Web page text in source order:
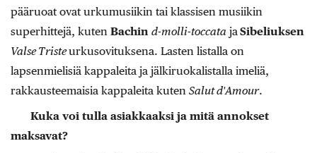
pääruoat ovat urkumusiikin tai klassisen musiikin
superhittejä, kuten Bachin d-molli-toccata jaSibeliuksen
Valse Tristeurkusovituksena. Lasten listalla on
lapsenmielisiä kappaleita ja jälkiruokalistalla imeliä,
rakkausteemaisia kappaleita kuten Salut d'Amour.
Kuka voi tulla asiakkaaksi ja mitä annokset
maksavat?